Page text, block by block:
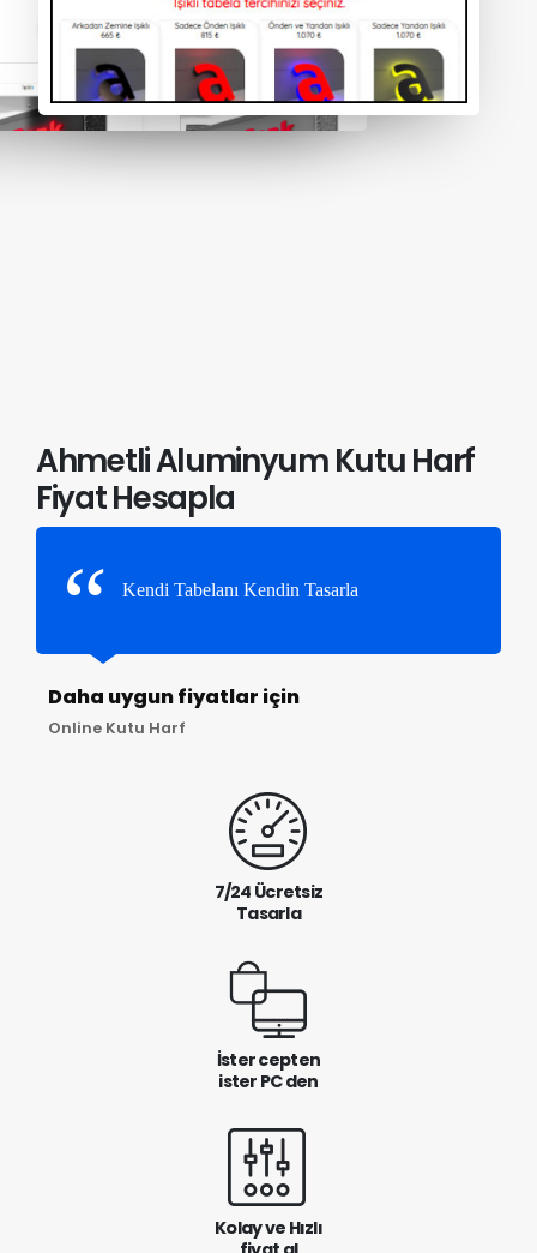
Ahmetli Aluminyum Kutu Harf
Fiyat Hesapla
Kendi Tabelanı Kendin Tasarla
Daha uygun fiyatlar için
Online Kutu Harf
7/24 Ücretsiz
Tasarla
İster cepten
ister PC den
Kolay ve Hızlı